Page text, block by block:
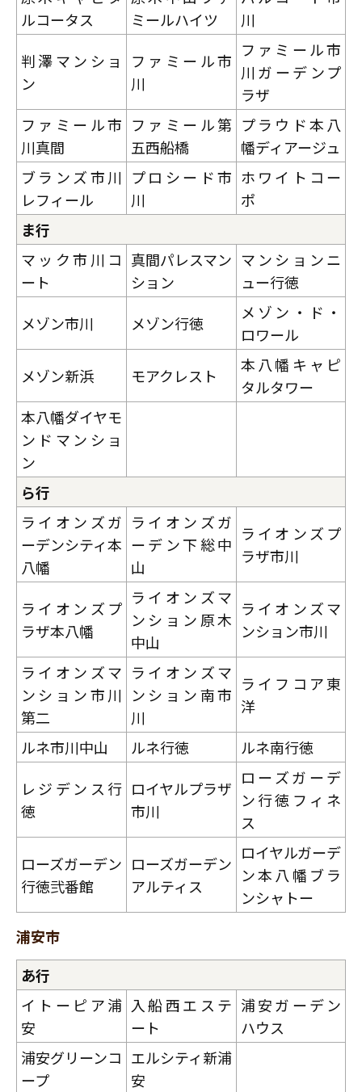
ルコータス
ミールハイツ
川
判澤マンショ
ン
ファミール市
川
ファミール市
川ガーデンプ
ラザ
ファミール市
川真間
ファミール第
五西船橋
プラウド本八
幡ディアージュ
ブランズ市川
レフィール
プロシード市
川
ホワイトコー
ポ
ま行
マック市川コ
ート
真間パレスマン
ション
マンションニ
ュー行徳
メゾン市川
メゾン行徳
メゾン・ド・
ロワール
メゾン新浜
モアクレスト
本八幡キャピ
タルタワー
本八幡ダイヤモ
ンドマンショ
ン
ら行
ライオンズガ
ーデンシティ本
八幡
ライオンズガ
ーデン下総中
山
ライオンズプ
ラザ市川
ライオンズプ
ラザ本八幡
ライオンズマ
ンション原木
中山
ライオンズマ
ンション市川
ライオンズマ
ンション市川
第二
ライオンズマ
ンション南市
川
ライフコア東
洋
ルネ市川中山
ルネ行徳
ルネ南行徳
レジデンス行
徳
ロイヤルプラザ
市川
ローズガーデ
ン行徳フィネ
ス
ローズガーデン
行徳弐番館
ローズガーデン
アルティス
ロイヤルガーデ
ン本八幡ブラ
ンシャトー
浦安市
あ行
イトーピア浦
安
入船西エステ
ート
浦安ガーデン
ハウス
浦安グリーンコ
ープ
エルシティ新浦
安